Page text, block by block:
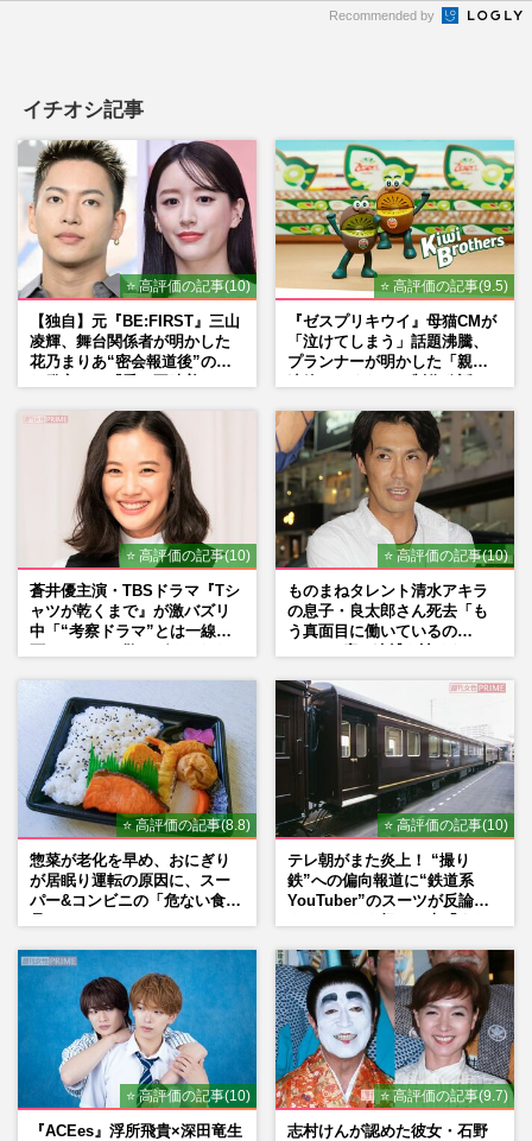
Recommended by
イチオシ記事
⭐ 高評価の記事(10)
【独自】元『BE:FIRST』三山
凌輝、舞台関係者が明かした
花乃まりあ“密会報道後”の呆
⭐ 高評価の記事(9.5)
『ゼスプリキウイ』母猫CMが
「泣けてしまう」話題沸騰、
プランナーが明かした「親に
⭐ 高評価の記事(10)
蒼井優主演・TBSドラマ『Tシ
ャツが乾くまで』が激バズリ
中「“考察ドラマ”とは一線を
⭐ 高評価の記事(10)
ものまねタレント清水アキラ
の息子・良太郎さん死去「も
う真面目に働いているの
⭐ 高評価の記事(8.8)
惣菜が老化を早め、おにぎり
が居眠り運転の原因に、スー
パー&コンビニの「危ない食
⭐ 高評価の記事(10)
テレ朝がまた炎上！ “撮り
鉄”への偏向報道に“鉄道系
YouTuber”のスーツが反論
は？」
⭐ 高評価の記事(10)
『ACEes』浮所飛貴×深田竜生
⭐ 高評価の記事(9.7)
志村けんが認めた彼女・石野